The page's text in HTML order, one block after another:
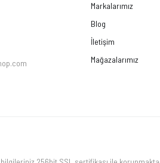
Markalarımız
Blog
İletişim
Mağazalarımız